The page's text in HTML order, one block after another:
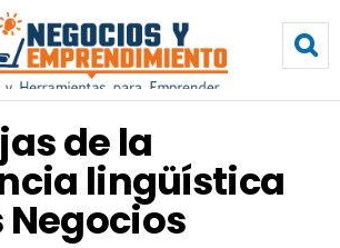
de la
lingüística
Negocios